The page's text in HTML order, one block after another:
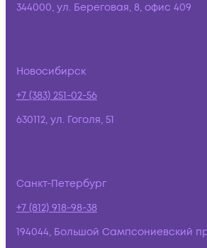
344000, ул. Береговая, 8, офис 409
Новосибирск
+7 (383) 251-02-56
630112, ул. Гоголя, 51
Санкт-Петербург
+7 (812) 918-98-38
194044, Большой Сампсониевский